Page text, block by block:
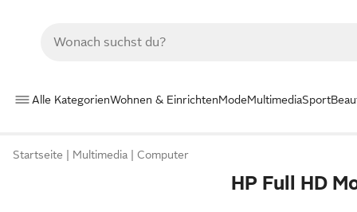
Alle KategorienWohnen & EinrichtenModeMultimediaSport
Startseite Multimedia Computer
HP Full HD